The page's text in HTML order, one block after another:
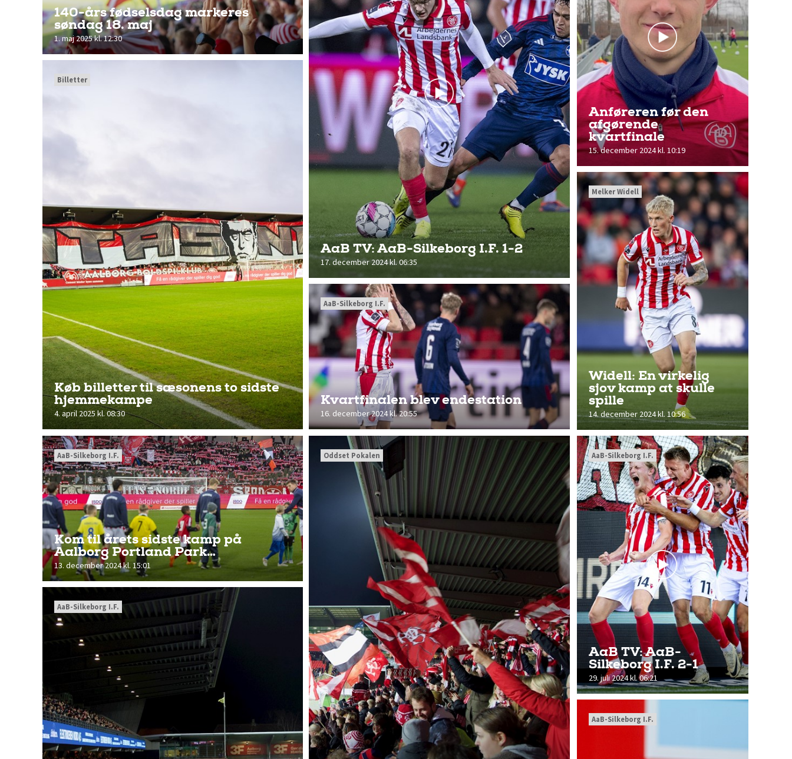
140-års fødselsdag markeres
søndag 18. maj
1. maj 2025 kl. 12:30
Køb billetter til sæsonens to sidste
hjemmekampe
4. april 2025 kl. 08:30
Billetter
AaB TV: AaB-Silkeborg I.F. 1-2
17. december 2024 kl. 06:35
Kvartfinalen blev endestation
16. december 2024 kl. 20:55
AaB-Silkeborg I.F.
Anføreren før den
afgørende
kvartfinale
15. december 2024 kl. 10:19
Widell: En virkelig
sjov kamp at skulle
spille
14. december 2024 kl. 10:56
Melker Widell
Kom til årets sidste kamp på
Aalborg Portland Park…
13. december 2024 kl. 15:01
AaB-Silkeborg I.F.
AaB-Silkeborg I.F.
Oddset Pokalen
AaB TV: AaB-
Silkeborg I.F. 2-1
29. juli 2024 kl. 06:21
AaB-Silkeborg I.F.
AaB-Silkeborg I.F.